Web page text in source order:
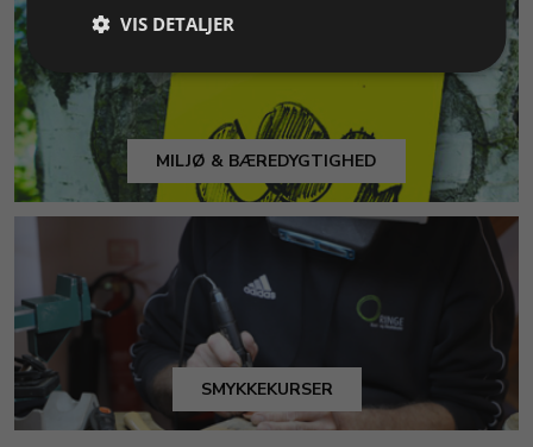
MILJØ & BÆREDYGTIGHED
SMYKKEKURSER
VIS DETALJER